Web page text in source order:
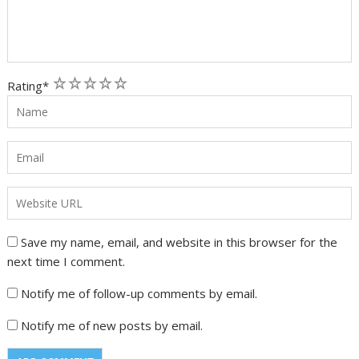
Rating* 5
4
3
2
1
Save my name, email, and website in this browser for the
next time I comment.
Notify me of follow-up comments by email.
Notify me of new posts by email.